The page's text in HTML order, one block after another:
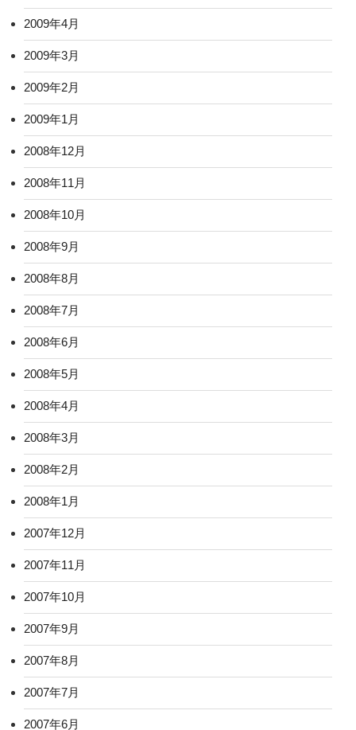
2009年4月
2009年3月
2009年2月
2009年1月
2008年12月
2008年11月
2008年10月
2008年9月
2008年8月
2008年7月
2008年6月
2008年5月
2008年4月
2008年3月
2008年2月
2008年1月
2007年12月
2007年11月
2007年10月
2007年9月
2007年8月
2007年7月
2007年6月